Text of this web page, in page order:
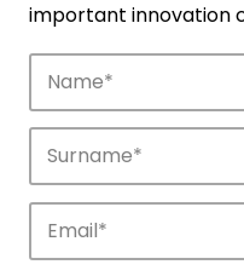
Discover the
important innovation